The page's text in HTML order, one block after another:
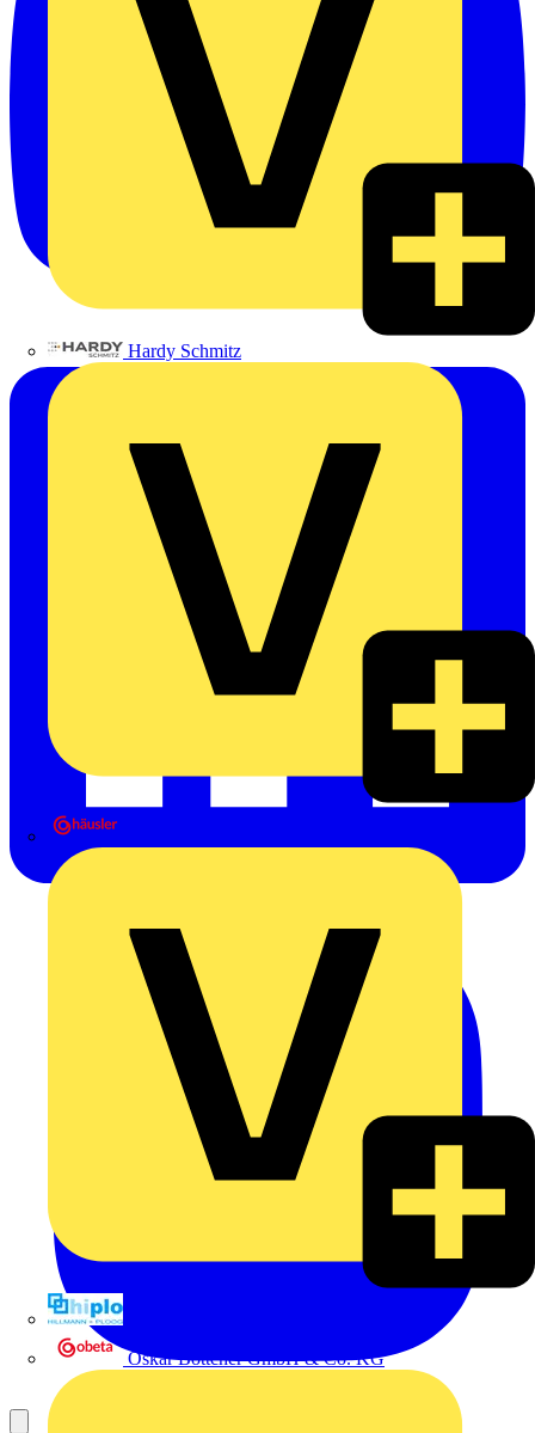
Hardy Schmitz
Oskar Böttcher GmbH & Co. KG